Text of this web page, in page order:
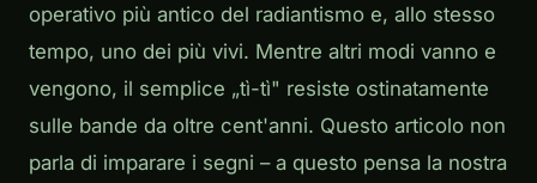
operativo più antico del radiantismo e, allo stesso
tempo, uno dei più vivi. Mentre altri modi vanno e
vengono, il semplice „tì-tì" resiste ostinatamente
sulle bande da oltre cent'anni. Questo articolo non
parla di imparare i segni – a questo pensa la nostra